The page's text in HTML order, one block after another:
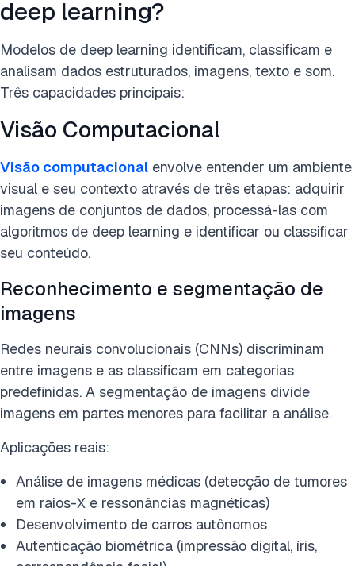
deep learning?
Modelos de deep learning identificam, classificam e
analisam dados estruturados, imagens, texto e som.
Três capacidades principais:
Visão Computacional
Visão computacional envolve entender um ambiente
visual e seu contexto através de três etapas: adquirir
imagens de conjuntos de dados, processá-las com
algoritmos de deep learning e identificar ou classificar
seu conteúdo.
Reconhecimento e segmentação de
imagens
Redes neurais convolucionais (CNNs) discriminam
entre imagens e as classificam em categorias
predefinidas. A segmentação de imagens divide
imagens em partes menores para facilitar a análise.
Aplicações reais:
Análise de imagens médicas (detecção de tumores
em raios-X e ressonâncias magnéticas)
Desenvolvimento de carros autônomos
Autenticação biométrica (impressão digital, íris,